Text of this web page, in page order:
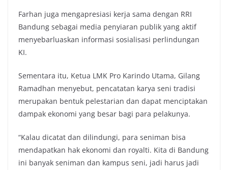
Farhan juga mengapresiasi kerja sama dengan RRI
Bandung sebagai media penyiaran publik yang aktif
menyebarluaskan informasi sosialisasi perlindungan
KI.
Sementara itu, Ketua LMK Pro Karindo Utama, Gilang
Ramadhan menyebut, pencatatan karya seni tradisi
merupakan bentuk pelestarian dan dapat menciptakan
dampak ekonomi yang besar bagi para pelakunya.
“Kalau dicatat dan dilindungi, para seniman bisa
mendapatkan hak ekonomi dan royalti. Kita di Bandung
ini banyak seniman dan kampus seni, jadi harus jadi